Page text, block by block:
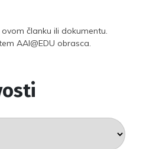
članku ili dokumentu.
AAI@EDU obrasca.